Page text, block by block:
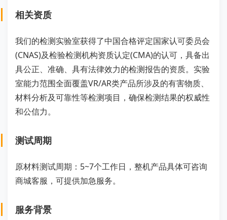
相关资质
我们的检测实验室获得了中国合格评定国家认可委员会
(CNAS)及检验检测机构资质认定(CMA)的认可，具备出
具公正、准确、具有法律效力的检测报告的资质。实验
室能力范围全面覆盖VR/AR类产品所涉及的有害物质、
材料分析及可靠性等检测项目，确保检测结果的权威性
和公信力。
测试周期
原材料测试周期：5~7个工作日，整机产品具体可咨询
商城客服，可提供加急服务。
服务背景